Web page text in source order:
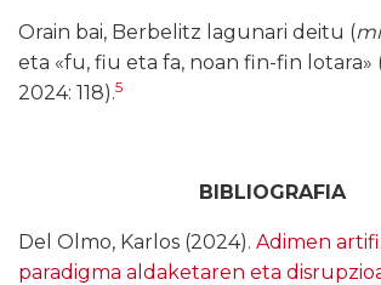
Orain bai, Berbelitz lagunari deitu (
eta «fu, fiu eta fa, noan fin-fin lotara»
2024: 118).5
BIBLIOGRAFIA
Del Olmo, Karlos (2024). Adimen
paradigma aldaketaren eta